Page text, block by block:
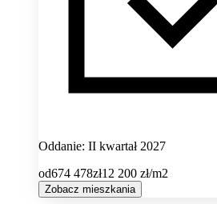
Oddanie: II kwartał 2027
od674 478zł12 200 zł/m2
Zobacz mieszkania